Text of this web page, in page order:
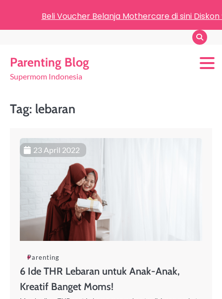
Parenting Blog
Supermom Indonesia
Tag: lebaran
23 April 2022
Parenting
6 Ide THR Lebaran untuk Anak-Anak,
Kreatif Banget Moms!
Beli Voucher Belanja Mothercare di sini Diskon